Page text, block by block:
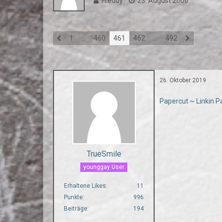
1 460 461 462 492
TrueSmile
younggay User
Erhaltene Likes
11
Punkte
996
Beiträge
194
26. Oktober 2019
Papercut ~ Linkin